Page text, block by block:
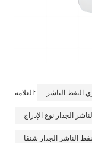
العلامة: النفط الناشر
الجدار نوع الإدراج
الناشر الجدار شنقا